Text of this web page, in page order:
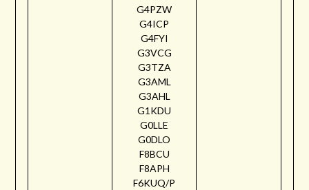
G4PZW
G4ICP
G4FYI
G3VCG
G3TZA
G3AML
G3AHL
G1KDU
G0LLE
G0DLO
F8BCU
F8APH
F6KUQ/P